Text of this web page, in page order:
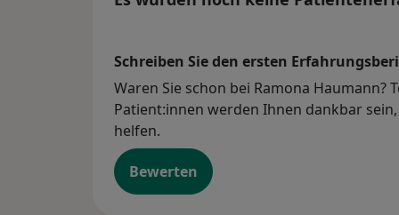
Schreiben Sie den ersten
Waren Sie schon bei Ramona Haumann?
Patient:innen werden Ihnen dankbar
helfen.
Bewerten